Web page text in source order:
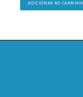
ADICIONAR AO